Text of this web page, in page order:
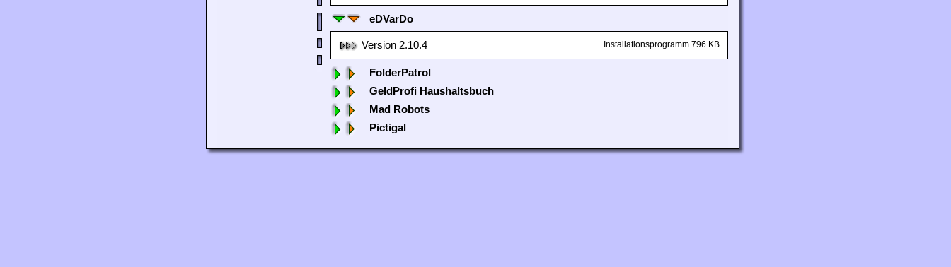
eDVarDo
Version 2.10.4 Installationsprogramm 796 KB
FolderPatrol
GeldProfi Haushaltsbuch
Mad Robots
Pictigal